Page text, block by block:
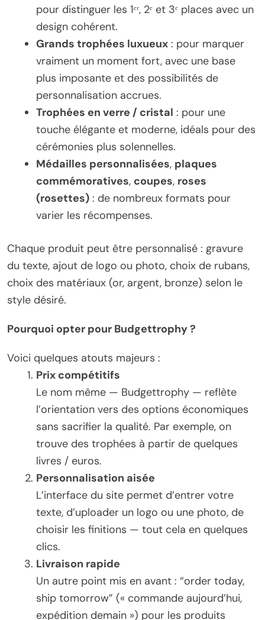
pour distinguer les 1ᵉʳ, 2ᵉ et 3ᵉ places avec un
design cohérent.
Grands trophées luxueux : pour marquer
vraiment un moment fort, avec une base
plus imposante et des possibilités de
personnalisation accrues.
Trophées en verre / cristal : pour une
touche élégante et moderne, idéals pour des
cérémonies plus solennelles.
Médailles personnalisées, plaques
commémoratives, coupes, roses
(rosettes) : de nombreux formats pour
varier les récompenses.
Chaque produit peut être personnalisé : gravure
du texte, ajout de logo ou photo, choix de rubans,
choix des matériaux (or, argent, bronze) selon le
style désiré.
Pourquoi opter pour Budgettrophy ?
Voici quelques atouts majeurs :
Prix compétitifs
Le nom même — Budgettrophy — reflète
l’orientation vers des options économiques
sans sacrifier la qualité. Par exemple, on
trouve des trophées à partir de quelques
livres / euros.
Personnalisation aisée
L’interface du site permet d’entrer votre
texte, d’uploader un logo ou une photo, de
choisir les finitions — tout cela en quelques
clics.
Livraison rapide
Un autre point mis en avant : “order today,
ship tomorrow” (« commande aujourd’hui,
expédition demain ») pour les produits